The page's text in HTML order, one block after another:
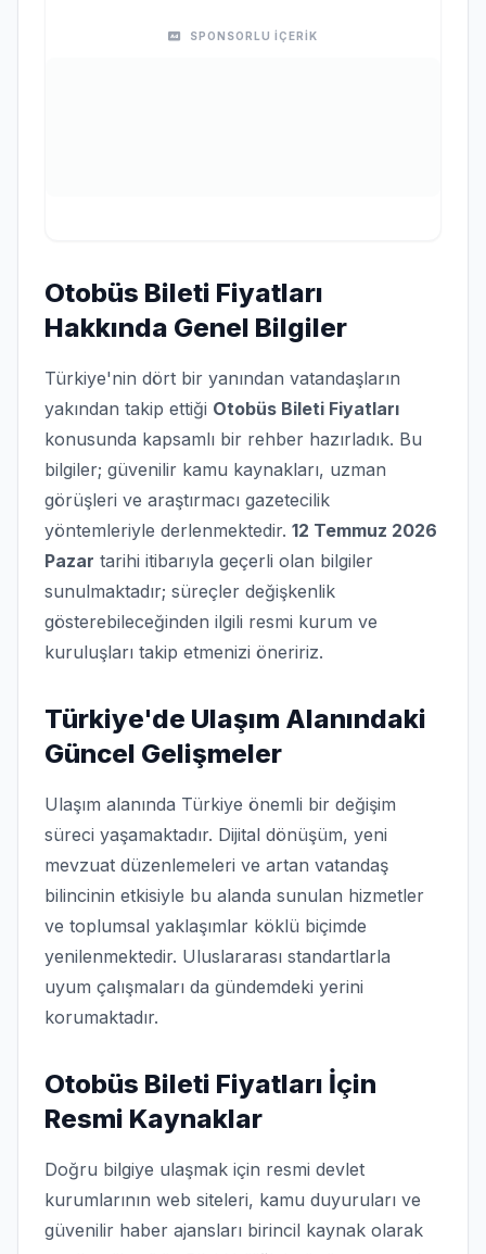
SPONSORLU İÇERİK
Otobüs Bileti Fiyatları
Hakkında Genel Bilgiler
Türkiye'nin dört bir yanından vatandaşların
yakından takip ettiği Otobüs Bileti Fiyatları
konusunda kapsamlı bir rehber hazırladık. Bu
bilgiler; güvenilir kamu kaynakları, uzman
görüşleri ve araştırmacı gazetecilik
yöntemleriyle derlenmektedir. 12 Temmuz 2026
Pazar tarihi itibarıyla geçerli olan bilgiler
sunulmaktadır; süreçler değişkenlik
gösterebileceğinden ilgili resmi kurum ve
kuruluşları takip etmenizi öneririz.
Türkiye'de Ulaşım Alanındaki
Güncel Gelişmeler
Ulaşım alanında Türkiye önemli bir değişim
süreci yaşamaktadır. Dijital dönüşüm, yeni
mevzuat düzenlemeleri ve artan vatandaş
bilincinin etkisiyle bu alanda sunulan hizmetler
ve toplumsal yaklaşımlar köklü biçimde
yenilenmektedir. Uluslararası standartlarla
uyum çalışmaları da gündemdeki yerini
korumaktadır.
Otobüs Bileti Fiyatları İçin
Resmi Kaynaklar
Doğru bilgiye ulaşmak için resmi devlet
kurumlarının web siteleri, kamu duyuruları ve
güvenilir haber ajansları birincil kaynak olarak